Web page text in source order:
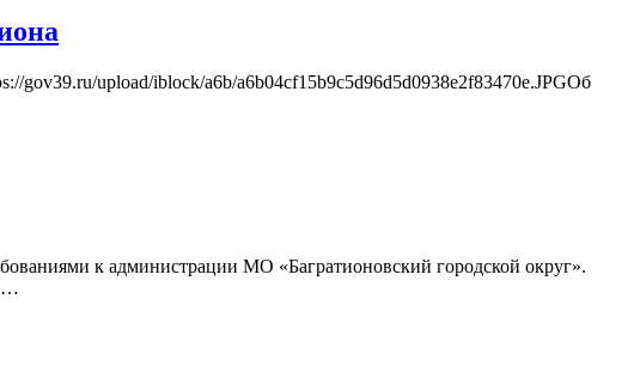
gov39.ru/upload/iblock/a6b/a6b04cf15b9c5d96d5d0938e2f83470e.JPGОб
к администрации МО «Багратионовский городской округ».